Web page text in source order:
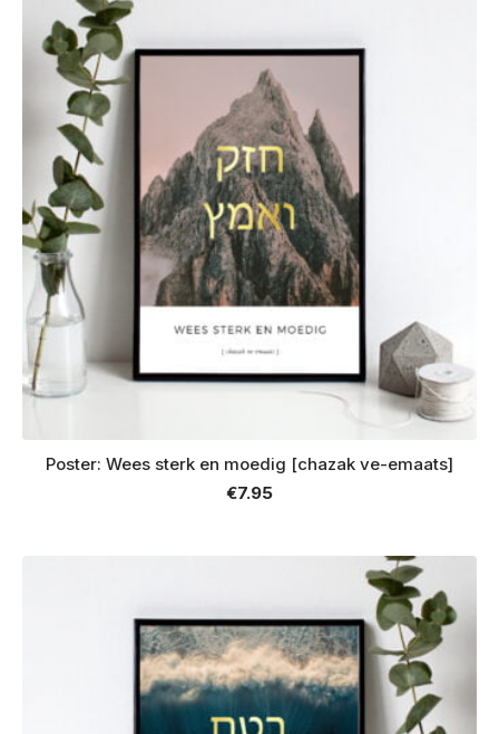
Poster: Wees sterk en moedig [chazak ve-emaats]
€7.95